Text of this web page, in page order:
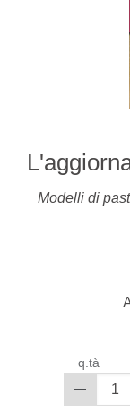
Modelli di
q.tà